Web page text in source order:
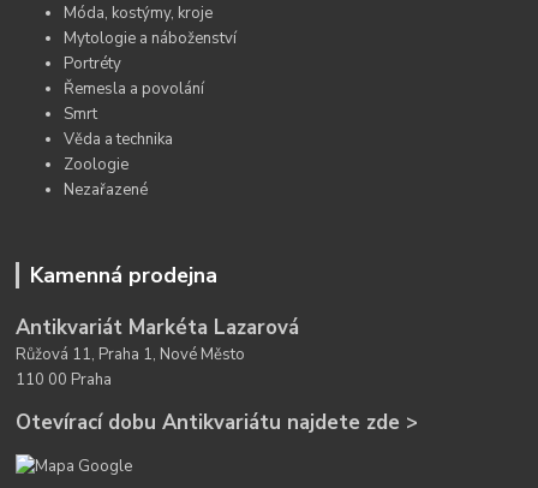
Móda, kostýmy, kroje
Mytologie a náboženství
Portréty
Řemesla a povolání
Smrt
Věda a technika
Zoologie
Nezařazené
Kamenná prodejna
Antikvariát Markéta Lazarová
Růžová 11, Praha 1, Nové Město
110 00 Praha
Otevírací dobu Antikvariátu najdete zde >